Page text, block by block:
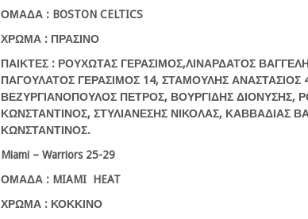
ΟΜΑΔΑ : BOSTON CELTICS
ΧΡΩΜΑ : ΠΡΑΣΙΝΟ
ΠΑΙΚΤΕΣ : ΡΟΥΧΩΤΑΣ ΓΕΡΑΣΙΜΟΣ,ΛΙΝΑΡΔΑΤΟΣ
ΠΑΓΟΥΛΑΤΟΣ ΓΕΡΑΣΙΜΟΣ 14, ΣΤΑΜΟΥΛΗΣ ΑΝΑΣΤΑΣΙΟΣ
ΒΕΖΥΡΓΙΑΝΟΠΟΥΛΟΣ ΠΕΤΡΟΣ, ΒΟΥΡΓΙΔΗΣ ΔΙΟΝΥΣΗΣ,
ΚΩΝΣΤΑΝΤΙΝΟΣ, ΣΤΥΛΙΑΝΕΣΗΣ ΝΙΚΟΛΑΣ, ΚΑΒΒΑΔΙΑΣ
ΚΩΝΣΤΑΝΤΙΝΟΣ.
Miami – Warriors 25-29
ΟΜΑΔΑ : MIAMI
HEAT
ΧΡΩΜΑ : ΚΟΚΚΙΝΟ